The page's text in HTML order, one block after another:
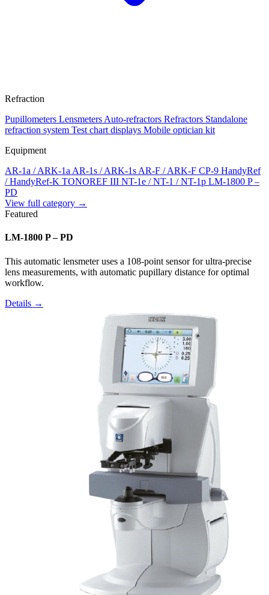
Refraction
Pupillometers Lensmeters Auto-refractors Refractors Standalone
refraction system Test chart displays Mobile optician kit
Equipment
AR-1a / ARK-1a AR-1s / ARK-1s AR-F / ARK-F CP-9 HandyRef
/ HandyRef-K TONOREF III NT-1e / NT-1 / NT-1p LM-1800 P –
PD
View full category →
Featured
LM-1800 P – PD
This automatic lensmeter uses a 108-point sensor for ultra-precise
lens measurements, with automatic pupillary distance for optimal
workflow.
Details →